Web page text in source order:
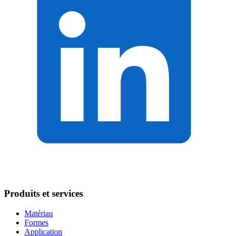
Produits et services
Matériau
Formes
Application